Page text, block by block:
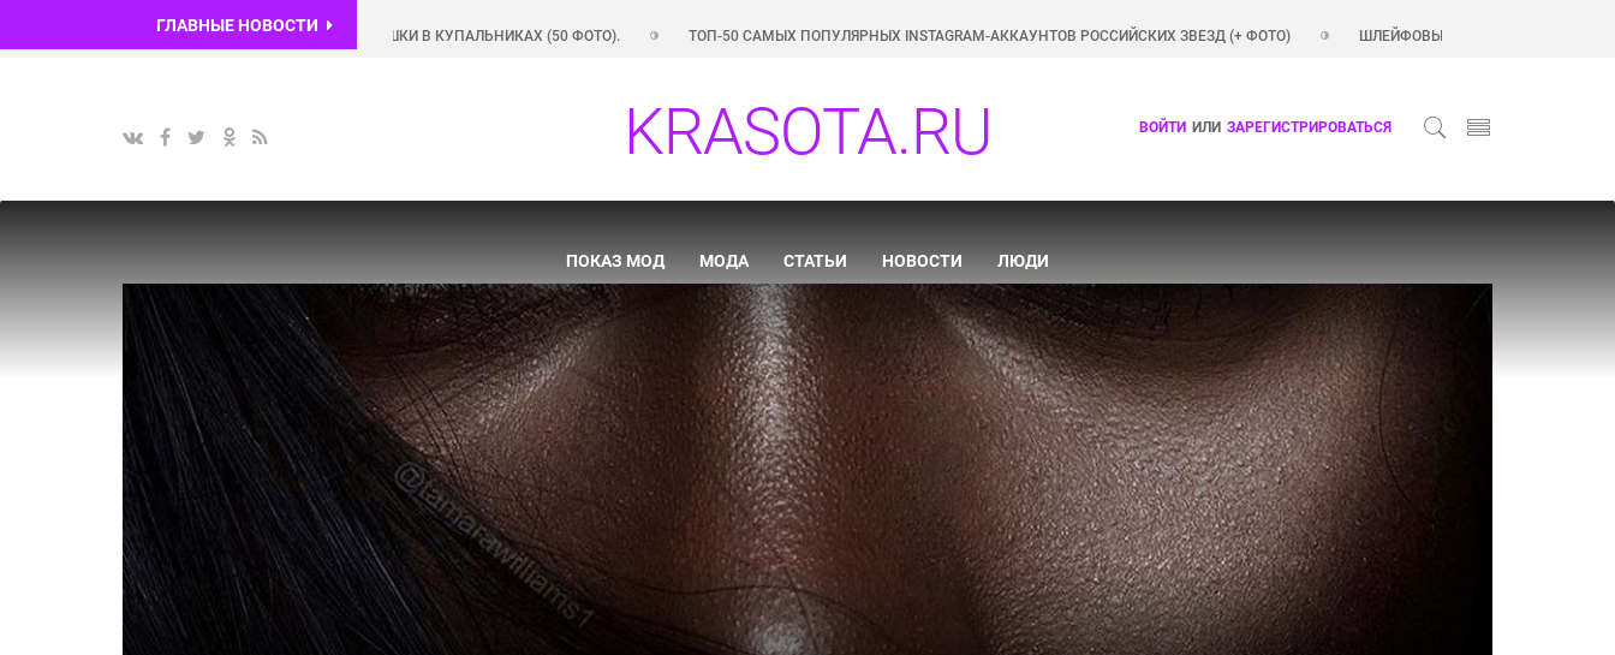
ГЛАВНЫЕ НОВОСТИ
КРАСИВЫЕ ДЕВУШКИ В КУПАЛЬНИКАХ (50 ФОТО). ТОП-50 САМЫХ ПОПУЛЯРНЫХ INSTAGRAM-АККАУНТОВ РОССИЙСКИХ ЗВЕЗД (+ ФОТО) ШЛЕЙФОВЫЕ АРОМАТЫ ДЛЯ ЖЕНЩИН
KRASOTA.RU ВОЙТИ ИЛИ ЗАРЕГИСТРИРОВАТЬСЯ
ПОКАЗ МОД МОДА СТАТЬИ НОВОСТИ ЛЮДИ